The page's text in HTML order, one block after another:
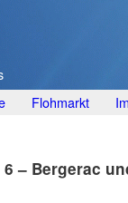
Flohmarkt
– Bergerac